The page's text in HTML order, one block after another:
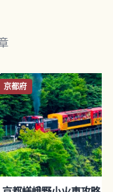
京都府